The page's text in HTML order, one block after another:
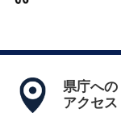
県庁への
アクセス